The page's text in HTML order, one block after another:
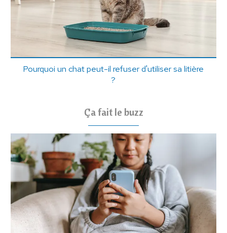
Pourquoi un chat peut-il refuser d'utiliser sa litière
?
Ça fait le buzz